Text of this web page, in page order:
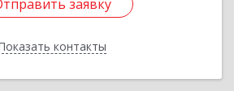
заявку
контакты
заявку
Назад